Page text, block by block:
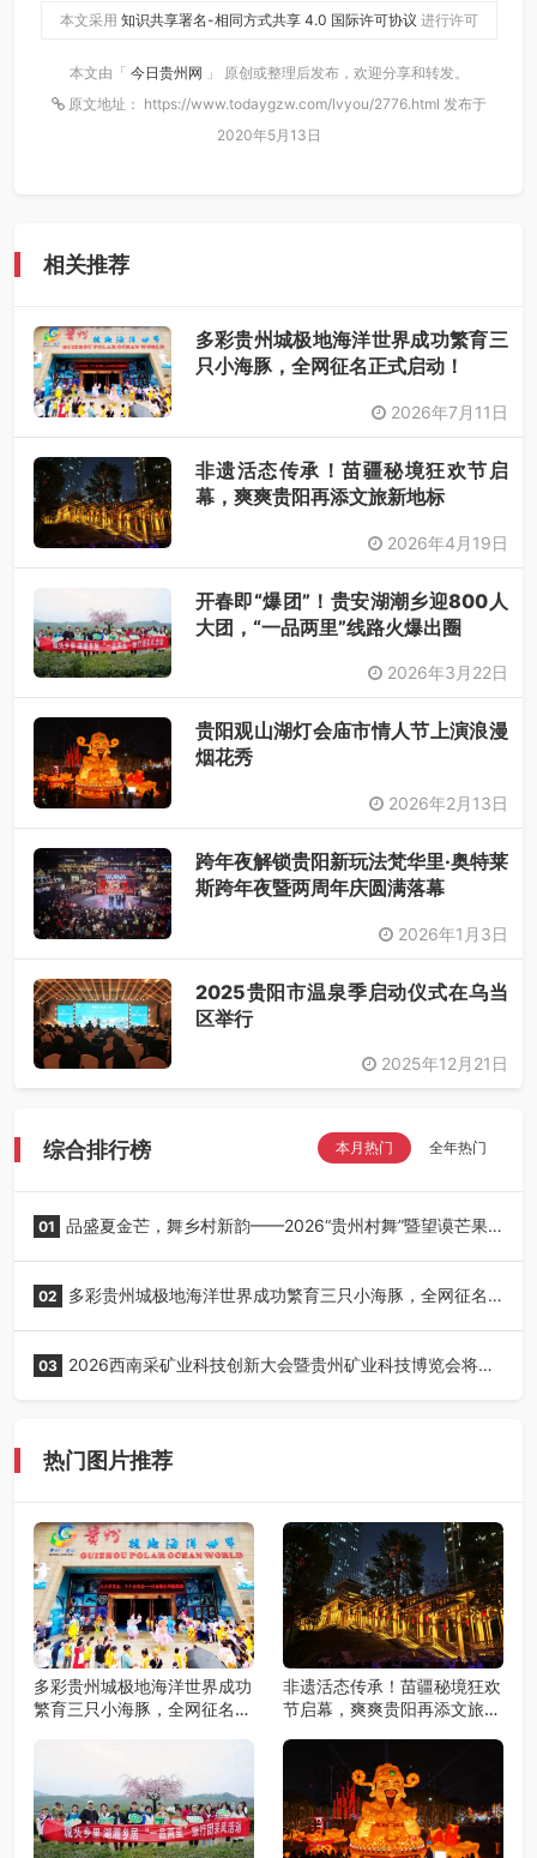
本文采用 知识共享署名-相同方式共享 4.0 国际许可协议 进行许可
本文由「 今日贵州网 」 原创或整理后发布，欢迎分享和转发。
原文地址： https://www.todaygzw.com/lvyou/2776.html 发布于
2020年5月13日
相关推荐
多彩贵州城极地海洋世界成功繁育三
只小海豚，全网征名正式启动！
2026年7月11日
非遗活态传承！苗疆秘境狂欢节启
幕，爽爽贵阳再添文旅新地标
2026年4月19日
开春即“爆团”！贵安湖潮乡迎800人
大团，“一品两里”线路火爆出圈
2026年3月22日
贵阳观山湖灯会庙市情人节上演浪漫
烟花秀
2026年2月13日
跨年夜解锁贵阳新玩法梵华里·奥特莱
斯跨年夜暨两周年庆圆满落幕
2026年1月3日
2025贵阳市温泉季启动仪式在乌当
区举行
2025年12月21日
综合排行榜 本月热门 全年热门
01 品盛夏金芒，舞乡村新韵——2026“贵州村舞”暨望谟芒果
02 多彩贵州城极地海洋世界成功繁育三只小海豚，全网征名
03 2026西南采矿业科技创新大会暨贵州矿业科技博览会将在
热门图片推荐
多彩贵州城极地海洋世界成功
繁育三只小海豚，全网征名正
非遗活态传承！苗疆秘境狂欢
节启幕，爽爽贵阳再添文旅新